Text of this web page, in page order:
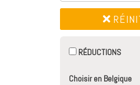
RÉDUCTIONS
Choisir en Belgique